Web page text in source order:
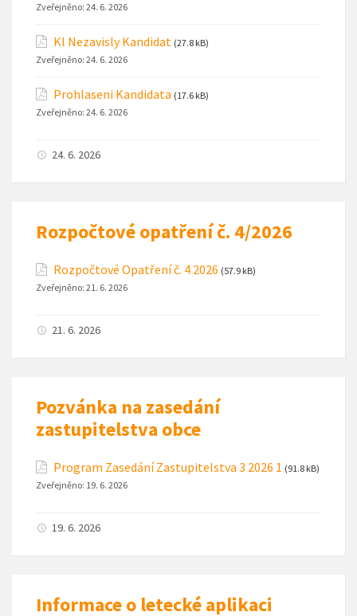
Zveřejněno: 24. 6. 2026
Kl Nezavisly Kandidat (27.8 kB)
Zveřejněno: 24. 6. 2026
Prohlaseni Kandidata (17.6 kB)
Zveřejněno: 24. 6. 2026
24. 6. 2026
Rozpočtové opatření č. 4/2026
Rozpočtové Opatření č. 4 2026 (57.9 kB)
Zveřejněno: 21. 6. 2026
21. 6. 2026
Pozvánka na zasedání
zastupitelstva obce
Program Zasedání Zastupitelstva 3 2026 1 (91.8 kB)
Zveřejněno: 19. 6. 2026
19. 6. 2026
Informace o letecké aplikaci